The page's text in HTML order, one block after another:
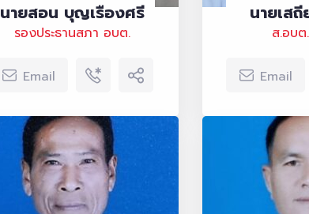
นายสอน บุญเรืองศรี
รองประธานสภา อบต.
Email
นายเส
ส.อบ
Email